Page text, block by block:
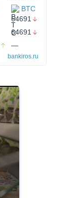
BTC
64691
64691
—
bankiros.ru